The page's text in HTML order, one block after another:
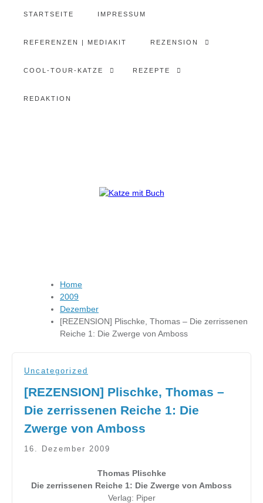
STARTSEITE IMPRESSUM
REFERENZEN | MEDIAKIT REZENSION
COOL-TOUR-KATZE REZEPTE
REDAKTION
Home
2009
Dezember
[REZENSION] Plischke, Thomas – Die zerrissenen
Reiche 1: Die Zwerge von Amboss
Uncategorized
[REZENSION] Plischke, Thomas –
Die zerrissenen Reiche 1: Die
Zwerge von Amboss
16. Dezember 2009
Thomas Plischke
Die zerrissenen Reiche 1: Die Zwerge von Amboss
Verlag: Piper